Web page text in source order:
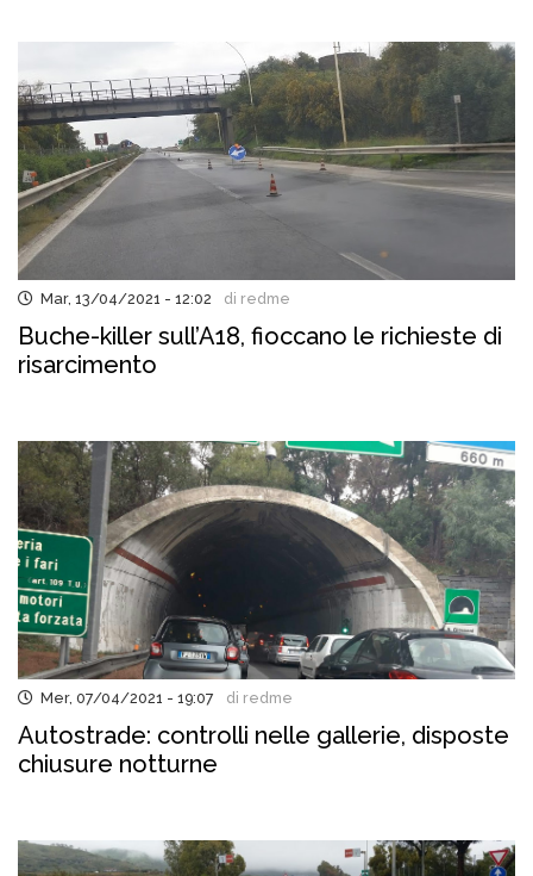
Mar, 13/04/2021 - 12:02 di redme
Buche-killer sull’A18, fioccano le richieste di
risarcimento
Mer, 07/04/2021 - 19:07 di redme
Autostrade: controlli nelle gallerie, disposte
chiusure notturne